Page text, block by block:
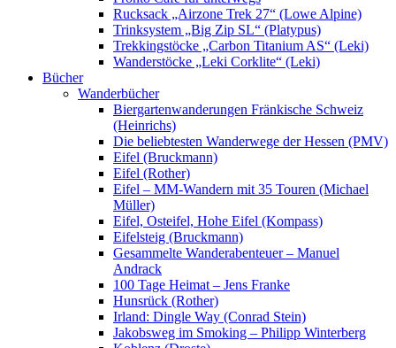
Rucksack „Airzone Trek 27“ (Lowe Alpine)
Trinksystem „Big Zip SL“ (Platypus)
Trekkingstöcke „Carbon Titanium AS“ (Leki)
Wanderstöcke „Leki Corklite“ (Leki)
Bücher
Wanderbücher
Biergartenwanderungen Fränkische Schweiz
(Heinrichs)
Die beliebtesten Wanderwege der Hessen (PMV)
Eifel (Bruckmann)
Eifel (Rother)
Eifel – MM-Wandern mit 35 Touren (Michael
Müller)
Eifel, Osteifel, Hohe Eifel (Kompass)
Eifelsteig (Bruckmann)
Gesammelte Wanderabenteuer – Manuel
Andrack
100 Tage Heimat – Jens Franke
Hunsrück (Rother)
Irland: Dingle Way (Conrad Stein)
Jakobsweg im Smoking – Philipp Winterberg